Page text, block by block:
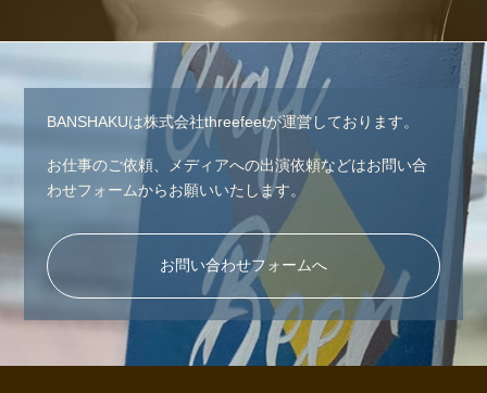
BANSHAKUは株式会社threefeetが運営しております。
お仕事のご依頼、メディアへの出演依頼などはお問い合
わせフォームからお願いいたします。
お問い合わせフォームへ